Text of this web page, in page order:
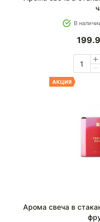
В
Арома свеча в